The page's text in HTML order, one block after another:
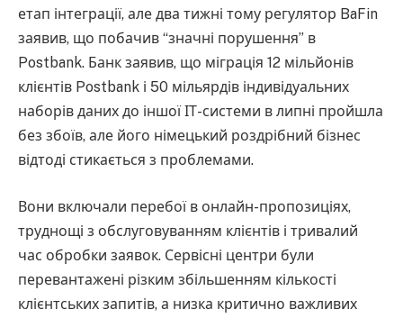
етап інтеграції, але два тижні тому регулятор BaFin
заявив, що побачив “значні порушення” в
Postbank. Банк заявив, що міграція 12 мільйонів
клієнтів Postbank і 50 мільярдів індивідуальних
наборів даних до іншої ІТ-системи в липні пройшла
без збоїв, але його німецький роздрібний бізнес
відтоді стикається з проблемами.
Вони включали перебої в онлайн-пропозиціях,
труднощі з обслуговуванням клієнтів і тривалий
час обробки заявок. Сервісні центри були
перевантажені різким збільшенням кількості
клієнтських запитів, а низка критично важливих